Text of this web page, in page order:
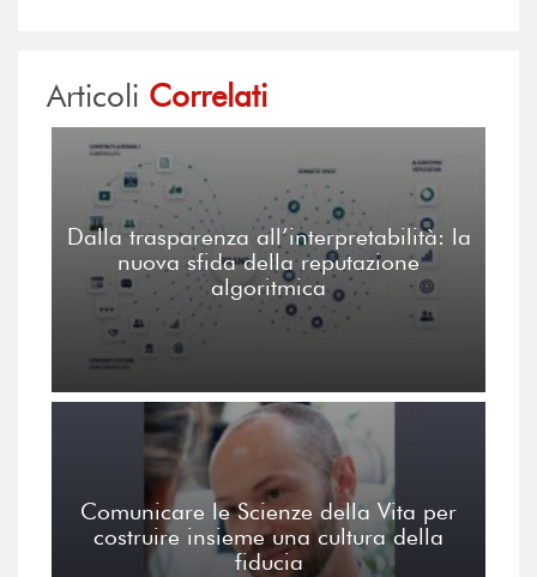
Articoli Correlati
Dalla trasparenza all’interpretabilità: la
nuova sfida della reputazione
algoritmica
Comunicare le Scienze della Vita per
costruire insieme una cultura della
fiducia